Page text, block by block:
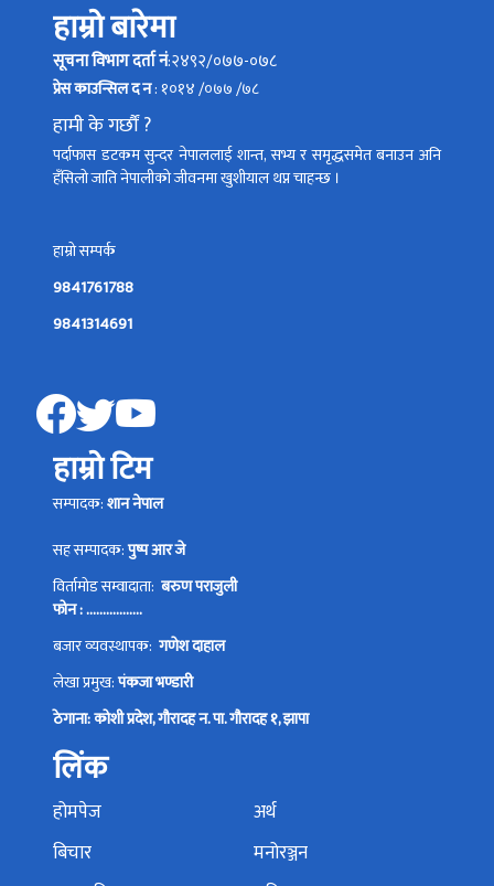
हाम्रो बारेमा
सूचना विभाग दर्ता नं:२४९२/०७७-०७८
प्रेस काउन्सिल द न: १०१४ /०७७ /७८
हामी के गर्छौं ?
पर्दाफास डटकम सुन्दर नेपाललाई शान्त, सभ्य र समृद्धसमेत बनाउन अनि
हँसिलो जाति नेपालीको जीवनमा खुशीयाल थप्न चाहन्छ ।
हाम्रो सम्पर्क
9841761788
9841314691
हाम्रो टिम
सम्पादक:शान नेपाल
सह सम्पादक:पुष्प आर जे
विर्तामोड सम्वादाता: बरुण पराजुली
फोन : .................
बजार व्यवस्थापक: गणेश दाहाल
लेखा प्रमुख:पंकजा भण्डारी
ठेगाना: कोशी प्रदेश, गौरादह न. पा. गौरादह १, झापा
लिंक
होमपेज
अर्थ
बिचार
मनोरञ्जन